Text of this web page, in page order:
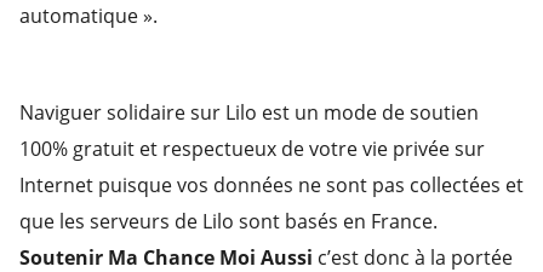
automatique ».
Naviguer solidaire sur Lilo est un mode de soutien
100% gratuit et respectueux de votre vie privée sur
Internet puisque vos données ne sont pas collectées et
que les serveurs de Lilo sont basés en France.
Soutenir Ma Chance Moi Aussi c’est donc à la portée